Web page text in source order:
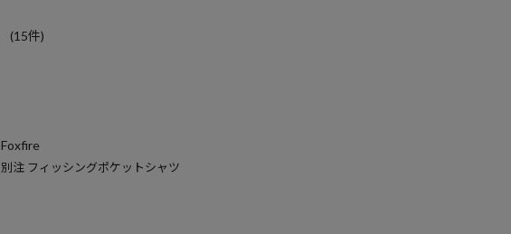
(15件)
Foxfire
別注 フィッシングポケットシャツ